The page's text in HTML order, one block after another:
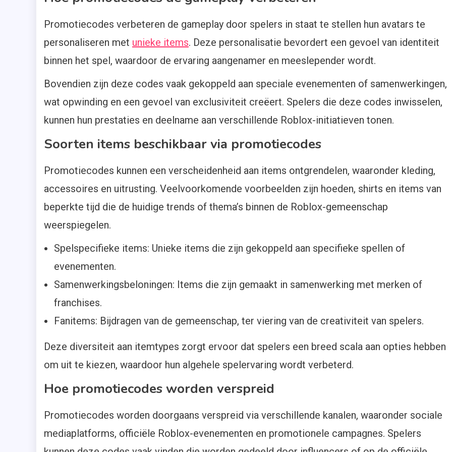
Promotiecodes verbeteren de gameplay door spelers in staat te stellen hun avatars te
personaliseren met unieke items. Deze personalisatie bevordert een gevoel van identiteit
binnen het spel, waardoor de ervaring aangenamer en meeslepender wordt.
Bovendien zijn deze codes vaak gekoppeld aan speciale evenementen of samenwerkingen,
wat opwinding en een gevoel van exclusiviteit creëert. Spelers die deze codes inwisselen,
kunnen hun prestaties en deelname aan verschillende Roblox-initiatieven tonen.
Soorten items beschikbaar via promotiecodes
Promotiecodes kunnen een verscheidenheid aan items ontgrendelen, waaronder kleding,
accessoires en uitrusting. Veelvoorkomende voorbeelden zijn hoeden, shirts en items van
beperkte tijd die de huidige trends of thema’s binnen de Roblox-gemeenschap
weerspiegelen.
Spelspecifieke items: Unieke items die zijn gekoppeld aan specifieke spellen of
evenementen.
Samenwerkingsbeloningen: Items die zijn gemaakt in samenwerking met merken of
franchises.
Fanitems: Bijdragen van de gemeenschap, ter viering van de creativiteit van spelers.
Deze diversiteit aan itemtypes zorgt ervoor dat spelers een breed scala aan opties hebben
om uit te kiezen, waardoor hun algehele spelervaring wordt verbeterd.
Hoe promotiecodes worden verspreid
Promotiecodes worden doorgaans verspreid via verschillende kanalen, waaronder sociale
mediaplatforms, officiële Roblox-evenementen en promotionele campagnes. Spelers